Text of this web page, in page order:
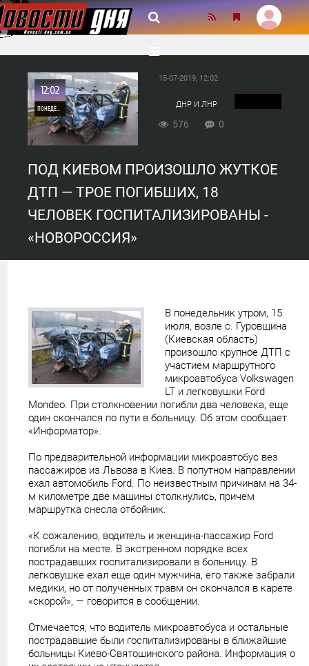
12:02
ПОНЕДЕЛЬНИК
0
576
15-07-2019, 12:02
ДНР И ЛНР
576 0
ПОД КИЕВОМ ПРОИЗОШЛО ЖУТКОЕ
ДТП — ТРОЕ ПОГИБШИХ, 18
ЧЕЛОВЕК ГОСПИТАЛИЗИРОВАНЫ -
«НОВОРОССИЯ»
В понедельник утром, 15
июля, возле с. Гуровщина
(Киевская область)
произошло крупное ДТП с
участием маршрутного
микроавтобуса Volkswagen
LT и легковушки Ford
Mondeo. При столкновении погибли два человека, еще
один скончался по пути в больницу. Об этом сообщает
«Информатор».
По предварительной информации микроавтобус вез
пассажиров из Львова в Киев. В попутном направлении
ехал автомобиль Ford. По неизвестным причинам на 34-
м километре две машины столкнулись, причем
маршрутка снесла отбойник.
«К сожалению, водитель и женщина-пассажир Ford
погибли на месте. В экстренном порядке всех
пострадавших госпитализировали в больницу. В
легковушке ехал еще один мужчина, его также забрали
медики, но от полученных травм он скончался в карете
«скорой», — говорится в сообщении.
Отмечается, что водитель микроавтобуса и остальные
пострадавшие были госпитализированы в ближайшие
больницы Киево-Святошинского района. Информация о